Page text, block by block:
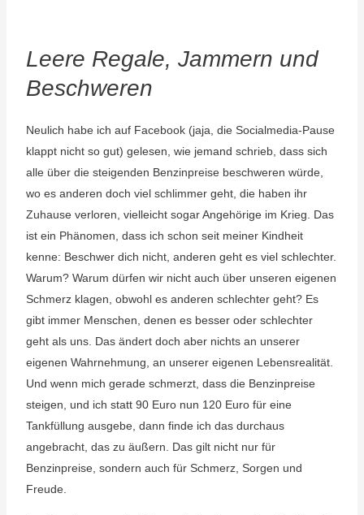
Leere Regale, Jammern und
Beschweren
Neulich habe ich auf Facebook (jaja, die Socialmedia-Pause
klappt nicht so gut) gelesen, wie jemand schrieb, dass sich
alle über die steigenden Benzinpreise beschweren würde,
wo es anderen doch viel schlimmer geht, die haben ihr
Zuhause verloren, vielleicht sogar Angehörige im Krieg. Das
ist ein Phänomen, dass ich schon seit meiner Kindheit
kenne: Beschwer dich nicht, anderen geht es viel schlechter.
Warum? Warum dürfen wir nicht auch über unseren eigenen
Schmerz klagen, obwohl es anderen schlechter geht? Es
gibt immer Menschen, denen es besser oder schlechter
geht als uns. Das ändert doch aber nichts an unserer
eigenen Wahrnehmung, an unserer eigenen Lebensrealität.
Und wenn mich gerade schmerzt, dass die Benzinpreise
steigen, und ich statt 90 Euro nun 120 Euro für eine
Tankfüllung ausgebe, dann finde ich das durchaus
angebracht, das zu äußern. Das gilt nicht nur für
Benzinpreise, sondern auch für Schmerz, Sorgen und
Freude.